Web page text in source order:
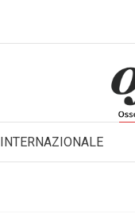
INTERNAZIONALE